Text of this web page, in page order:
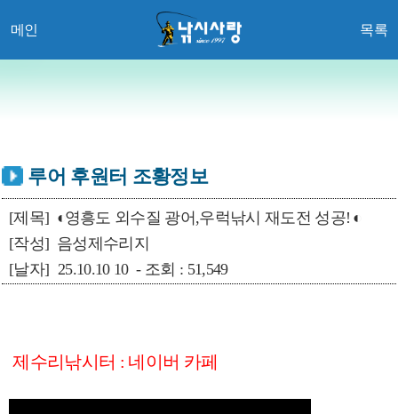
메인 목록
루어 후원터 조황정보
[제목] ◐영흥도 외수질 광어,우럭낚시 재도전 성공! ◐
[작성] 음성제수리지
[날자] 25.10.10 10 - 조회 : 51,549
제수리낚시터 : 네이버 카페